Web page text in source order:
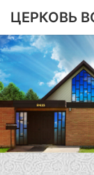
ЦЕРКОВЬ